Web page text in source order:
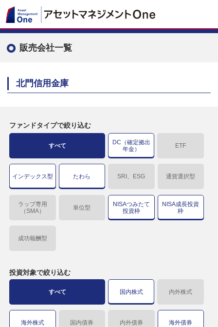
販売会社一覧
北門信用金庫
ファンドタイプで絞り込む
すべて
DC（確定拠出
年金）
ETF
インデックス型 たわら SRI、ESG 通貨選択型
ラップ専用
（SMA）
単位型
NISAつみたて
投資枠
NISA成長投資
枠
成功報酬型
投資対象で絞り込む
すべて 国内株式 内外株式
海外株式 国内債券 内外債券 海外債券